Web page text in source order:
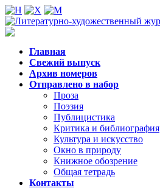
Главная
Свежий выпуск
Архив номеров
Отправлено в набор
Проза
Поэзия
Публицистика
Критика и библиография
Культура и искусство
Окно в природу
Книжное обозрение
Общая тетрадь
Контакты